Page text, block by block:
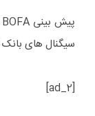
سیگنال های بانک Norges کاهش نرخ کندتر
[ad_2]